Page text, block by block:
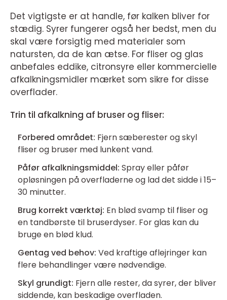
Det vigtigste er at handle, før kalken bliver for
stædig. Syrer fungerer også her bedst, men du
skal være forsigtig med materialer som
natursten, da de kan ætse. For fliser og glas
anbefales eddike, citronsyre eller kommercielle
afkalkningsmidler mærket som sikre for disse
overflader.
Trin til afkalkning af bruser og fliser:
Forbered området: Fjern sæberester og skyl
fliser og bruser med lunkent vand.
Påfør afkalkningsmiddel: Spray eller påfør
opløsningen på overfladerne og lad det sidde i 15–
30 minutter.
Brug korrekt værktøj: En blød svamp til fliser og
en tandbørste til bruserdyser. For glas kan du
bruge en blød klud.
Gentag ved behov: Ved kraftige aflejringer kan
flere behandlinger være nødvendige.
Skyl grundigt: Fjern alle rester, da syrer, der bliver
siddende, kan beskadige overfladen.